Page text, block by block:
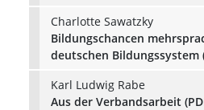
Charlotte Sawatzky
Bildungschancen
deutschen Bildungssystem
Karl Ludwig Rabe
Aus der Verbandsarbeit